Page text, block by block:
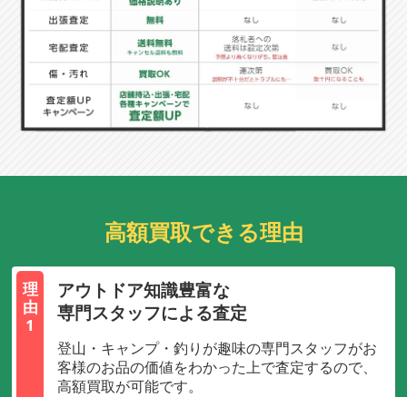
高額買取できる理由
理
由
1
アウトドア知識豊富な
専門スタッフによる査定
登山・キャンプ・釣りが趣味の専門スタッフがお
客様のお品の価値をわかった上で査定するので、
高額買取が可能です。